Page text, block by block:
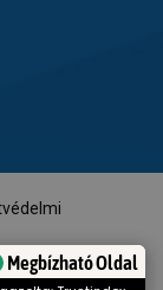
Megbízható Oldal